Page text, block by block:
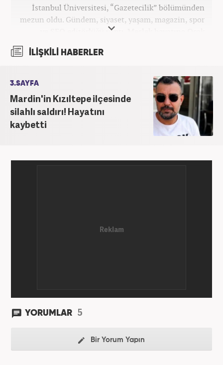
İstanbul Üniversitesi, “Gazetecilik” bölümünden
mezun oldu. Gündem, siyaset, yaşam, magazin, spor
ve SEO editörlüğü yaptı. Meslek hayatına Ocak
İLİŞKİLİ HABERLER
3.SAYFA
Mardin'in Kızıltepe ilçesinde
silahlı saldırı! Hayatını
kaybetti
YORUMLAR 5
Bir Yorum Yapın